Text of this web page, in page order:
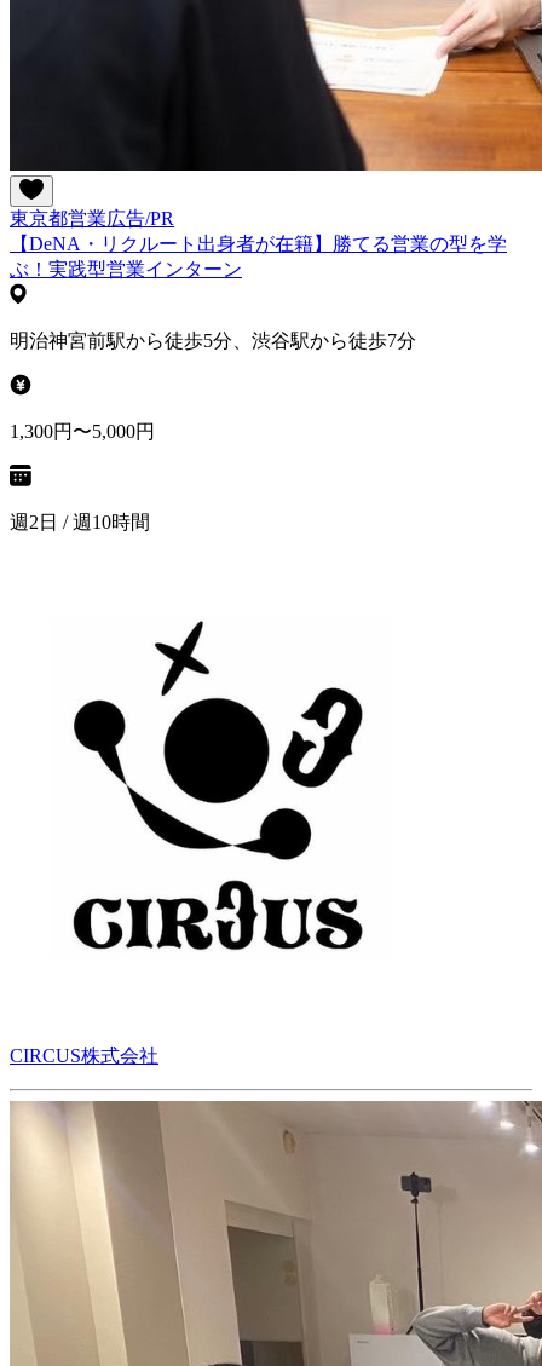
東京都営業広告/PR
【DeNA・リクルート出身者が在籍】勝てる営業の型を学
ぶ！実践型営業インターン
明治神宮前駅から徒歩5分、渋谷駅から徒歩7分
1,300円〜5,000円
週2日 / 週10時間
CIRCUS株式会社